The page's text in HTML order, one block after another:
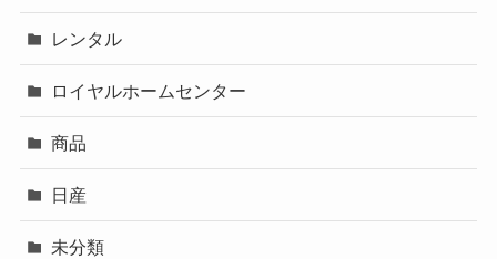
レンタル
ロイヤルホームセンター
商品
日産
未分類